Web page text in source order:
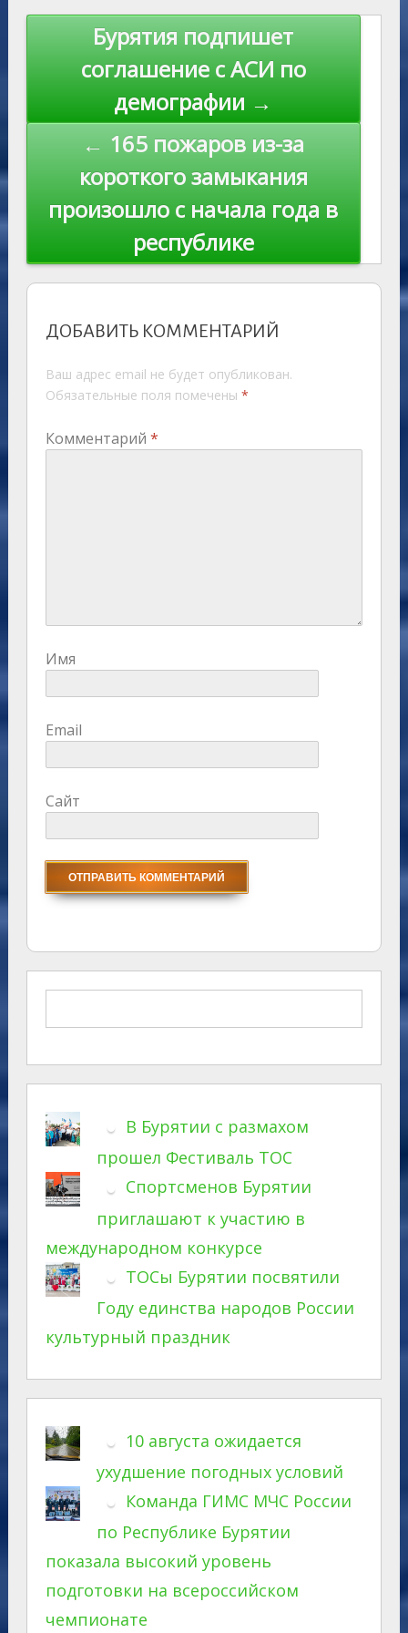
s
ni
ki
n
al
p
n
k
НавигацияБурятия подпишет
соглашение с АСИ по
демографии →
← 165 пожаров из-за
короткого замыкания
произошло с начала года в
республике
ДОБАВИТЬ КОММЕНТАРИЙ
Ваш адрес email не будет опубликован.
Обязательные поля помечены *
Комментарий *
Имя
Email
Сайт
В Бурятии с размахом
прошел Фестиваль ТОС
Спортсменов Бурятии
приглашают к участию в
международном конкурсе
ТОСы Бурятии посвятили
Году единства народов России
культурный праздник
10 августа ожидается
ухудшение погодных условий
Команда ГИМС МЧС России
по Республике Бурятии
показала высокий уровень
подготовки на всероссийском
чемпионате